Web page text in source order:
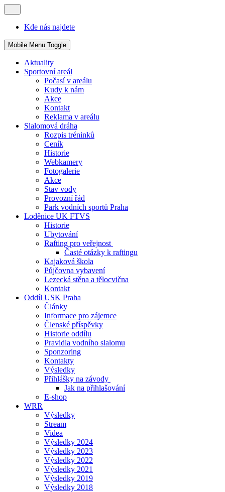
Kde nás najdete
Mobile Menu Toggle
Aktuality
Sportovní areál
Počasí v areálu
Kudy k nám
Akce
Kontakt
Reklama v areálu
Slalomová dráha
Rozpis tréninků
Ceník
Historie
Webkamery
Fotogalerie
Akce
Stav vody
Provozní řád
Park vodních sportů Praha
Loděnice UK FTVS
Historie
Ubytování
Rafting pro veřejnost
Časté otázky k raftingu
Kajaková škola
Půjčovna vybavení
Lezecká stěna a tělocvična
Kontakt
Oddíl USK Praha
Články
Informace pro zájemce
Členské příspěvky
Historie oddílu
Pravidla vodního slalomu
Sponzoring
Kontakty
Výsledky
Přihlášky na závody
Jak na přihlašování
E-shop
WRR
Výsledky
Stream
Videa
Výsledky 2024
Výsledky 2023
Výsledky 2022
Výsledky 2021
Výsledky 2019
Výsledky 2018